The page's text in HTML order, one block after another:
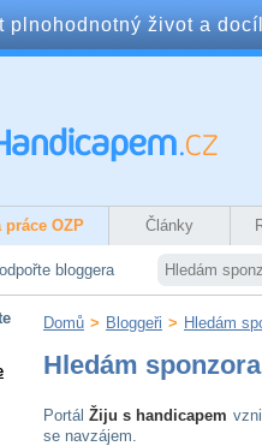
plnohodnotný život a
práce OZP Články
bloggera Hledám
Domů > Bloggeři > Hledám
Hledám sponzora
PortálŽiju s handicapem
se navzájem.